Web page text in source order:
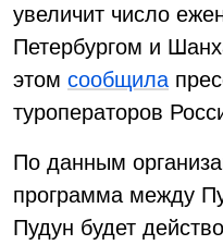
увеличит число
Петербургом и
этом сообщила
туроператоров
По данным
программа между
Пудун будет